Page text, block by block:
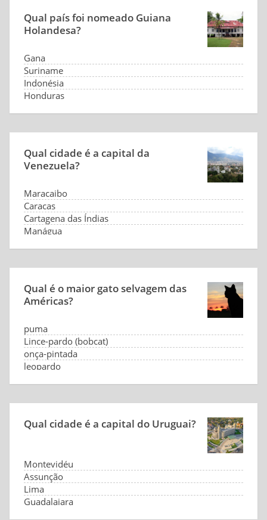
Qual país foi nomeado Guiana
Holandesa?
Gana
Suriname
Indonésia
Honduras
Qual cidade é a capital da
Venezuela?
Maracaibo
Caracas
Cartagena das Índias
Manágua
Qual é o maior gato selvagem das
Américas?
puma
Lince-pardo (bobcat)
onça-pintada
leopardo
Qual cidade é a capital do Uruguai?
Montevidéu
Assunção
Lima
Guadalajara